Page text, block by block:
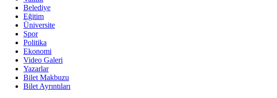
Belediye
Eğitim
Üniversite
Spor
Politika
Ekonomi
Video Galeri
Yazarlar
Bilet Makbuzu
Bilet Ayrıntıları